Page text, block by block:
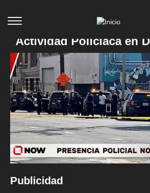
Actividad Policíaca en
Publicidad